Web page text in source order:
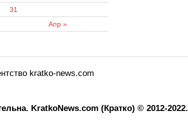
Апр »
31
kratko-news.com
KratkoNews.com (Кратко) © 2012-2022.